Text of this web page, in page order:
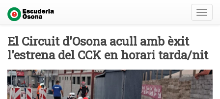
El Circuit d'Osona acull amb èxit
l'estrena del CCK en horari tarda/nit